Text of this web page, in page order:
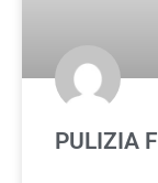
PULIZIA